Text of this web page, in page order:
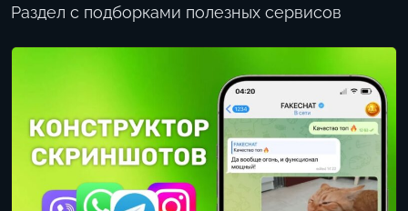
Раздел с подборками полезных сервисов